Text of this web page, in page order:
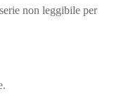
non leggibile per